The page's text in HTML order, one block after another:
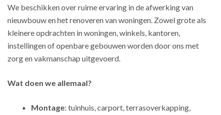
We beschikken over ruime ervaring in de afwerking van
nieuwbouw en het renoveren van woningen. Zowel grote als
kleinere opdrachten in woningen, winkels, kantoren,
instellingen of openbare gebouwen worden door ons met
zorg en vakmanschap uitgevoerd.
Wat doen we allemaal?
Montage: tuinhuis, carport, terrasoverkapping,